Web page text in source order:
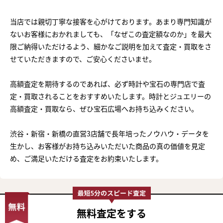
当店では親切丁寧な接客を心がけております。あまり専門知識が
ないお客様におかれましても、「なぜこの査定額なのか」を最大
限ご納得いただけるよう、細かなご説明を加えて査定・買取をさ
せていただきますので、ご安心くださいませ。
高額査定を期待するのであれば、必ず時計や宝石の専門店で査
定・買取されることをおすすめいたします。時計とジュエリーの
高額査定・買取なら、ぜひ宝石広場へお持ち込みください。
渋谷・新宿・新橋の直営3店舗で長年培ったノウハウ・データを
生かし、お客様がお持ち込みいただいた商品の真の価値を見定
め、ご満足いただける査定をお約束いたします。
無料査定をする